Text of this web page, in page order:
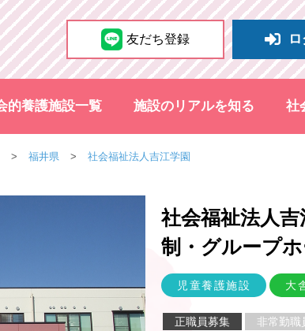
友だち登録
的養護施設一覧 施設のリアルを知る 社
福井県 社会福祉法人吉江学園
社会福祉法人
制・グループ
児童養護施設 大
正職員募集 非常勤職